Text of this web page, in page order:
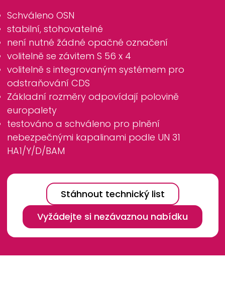
Schváleno OSN
stabilní, stohovatelné
není nutné žádné opačné označení
volitelně se závitem S 56 x 4
volitelně s integrovaným systémem pro
odstraňování CDS
Základní rozměry odpovídají polovině
europalety
testováno a schváleno pro plnění
nebezpečnými kapalinami podle UN 31
HA1/Y/D/BAM
Stáhnout technický list
Vyžádejte si nezávaznou nabídku